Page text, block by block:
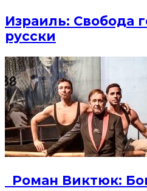
Израиль: Свобода
русски
Роман Виктюк: